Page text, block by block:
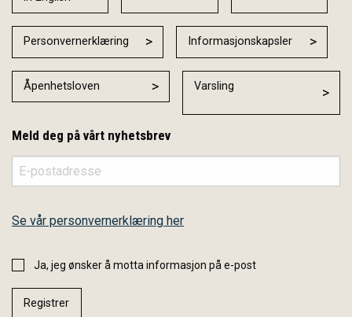
Personvernerklæring Informasjonskapsler
Åpenhetsloven Varsling
Meld deg på vårt nyhetsbrev
Se vår personvernerklæring her
Ja, jeg ønsker å motta informasjon på e-post